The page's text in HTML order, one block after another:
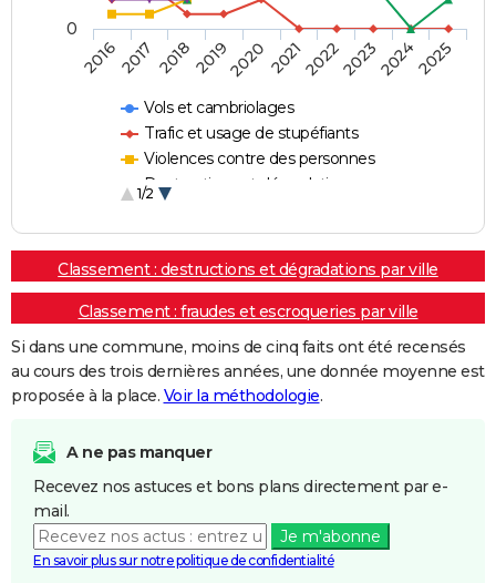
Vols et cambriolages
Trafic et usage de stupéfiants
Violences contre des personnes
Destructions et dégradations
1/2
20162017 20182019202020212022202320242025
0
Classement : destructions et dégradations par ville
Classement : fraudes et escroqueries par ville
Si dans une commune, moins de cinq faits ont été recensés
au cours des trois dernières années, une donnée moyenne est
proposée à la place. Voir la méthodologie.
A ne pas manquer
Recevez nos astuces et bons plans directement par e-
mail.
Je m'abonne
En savoir plus sur notre politique de confidentialité